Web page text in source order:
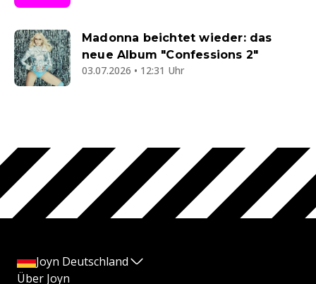
Madonna beichtet wieder: das
neue Album "Confessions 2"
03.07.2026 • 12:31 Uhr
Joyn Deutschland
Über Joyn